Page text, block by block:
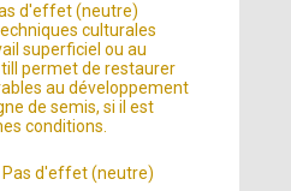
d'effet (neutre)
culturales
superficiel ou au
permet de restaurer
au développement
de semis, si il est
conditions.
Pas d'effet (neutre)